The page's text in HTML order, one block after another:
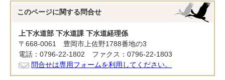
このページに関する 問合せ
上下水道部 下水道課 下水道経理係
〒668-0061 豊岡市上佐野1788番地の3
電話：0796-22-1802 ファクス：0796-22-1803
問合せは専用フォームを利用してください。